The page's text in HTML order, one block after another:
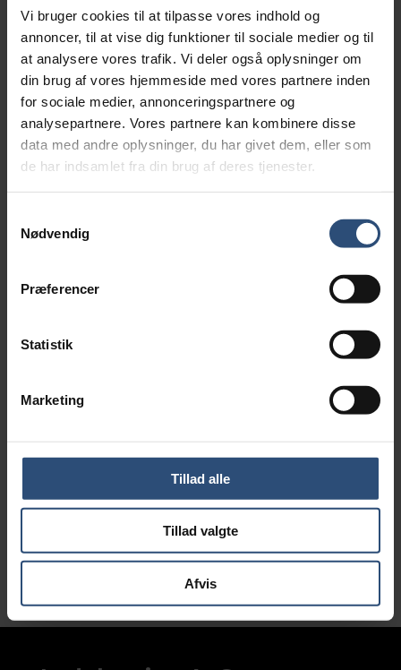
Vi bruger cookies til at tilpasse vores indhold og
annoncer, til at vise dig funktioner til sociale medier og til
at analysere vores trafik. Vi deler også oplysninger om
din brug af vores hjemmeside med vores partnere inden
for sociale medier, annonceringspartnere og
analysepartnere. Vores partnere kan kombinere disse
data med andre oplysninger, du har givet dem, eller som
de har indsamlet fra din brug af deres tjenester.
Nødvendig
Præferencer
Statistik
Marketing
Tillad alle
Tillad valgte
Afvis
Download her
Tjekliste
Skabelon der sikrer at I får undersøgt alle
forhold.
Spørgeskema
Skabelon til spørgeskema om bil og kørsel.